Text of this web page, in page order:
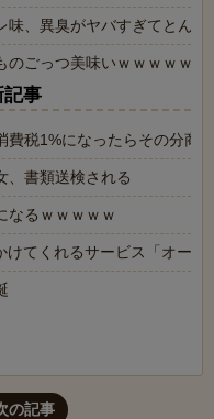
味、異臭がヤバすぎてとん
のごっつ美味いｗｗｗｗｗｗ
記事
費税1%になったらその分
、書類送検される
なるｗｗｗｗｗ
けてくれるサービス「オー
の記事